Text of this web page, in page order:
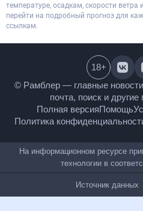
температуре, осадкам, скорости
перейти на подробный прогноз для
ссылкам.
© Рамблер — главные
гороскопы, почта, поиск и
Полная версияПомощь
Политика
18+
На информационном
рекомендательные технологии
Источник данных